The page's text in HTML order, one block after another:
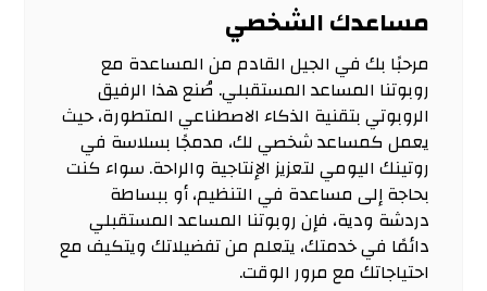
مساعدك الشخصي
مرحبًا بك في الجيل القادم من المساعدة مع
روبوتنا المساعد المستقبلي. صُنع هذا الرفيق
الروبوتي بتقنية الذكاء الاصطناعي المتطورة، حيث
يعمل كمساعد شخصي لك، مدمجًا بسلاسة في
روتينك اليومي لتعزيز الإنتاجية والراحة. سواء كنت
بحاجة إلى مساعدة في التنظيم، أو ببساطة
دردشة ودية، فإن روبوتنا المساعد المستقبلي
دائمًا في خدمتك، يتعلم من تفضيلاتك ويتكيف مع
احتياجاتك مع مرور الوقت.